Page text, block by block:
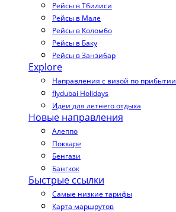
Рейсы в Тбилиси
Рейсы в Мале
Рейсы в Коломбо
Рейсы в Баку
Рейсы в Занзибар
Explore
Направления с визой по прибытии
flydubai Holidays
Идеи для летнего отдыха
Новые направления
Алеппо
Покхаре
Бенгази
Бангкок
Быстрые ссылки
Самые низкие тарифы
Карта маршрутов